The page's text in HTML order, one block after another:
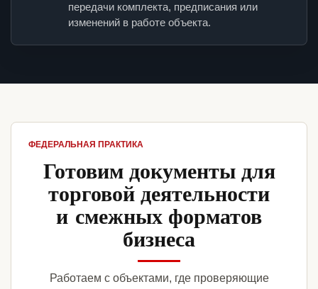
передачи комплекта, предписания или
изменений в работе объекта.
ФЕДЕРАЛЬНАЯ ПРАКТИКА
Готовим документы для
торговой деятельности
и смежных форматов
бизнеса
Работаем с объектами, где проверяющие